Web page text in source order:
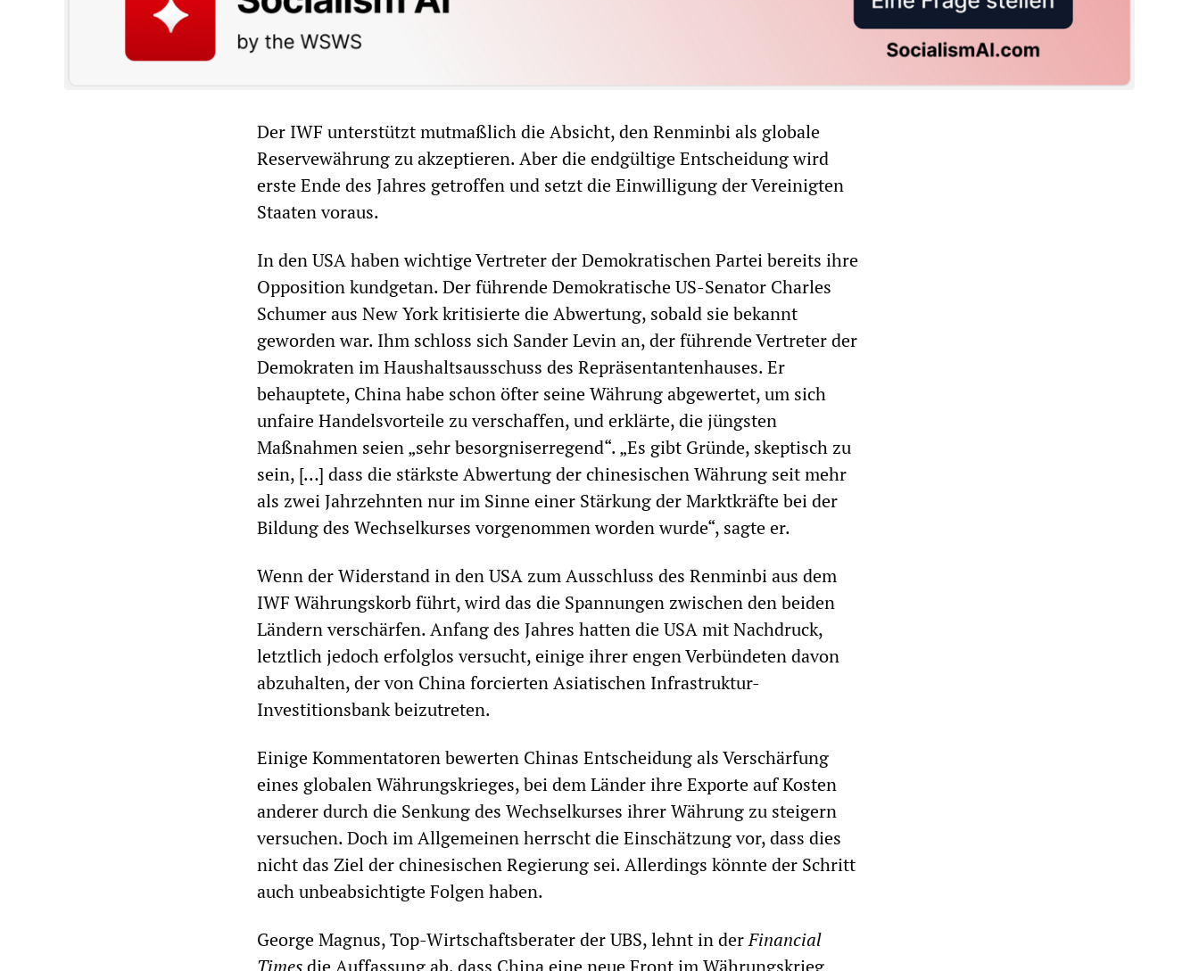
Der IWF unterstützt mutmaßlich die Absicht, den Renminbi als globale
Reservewährung zu akzeptieren. Aber die endgültige Entscheidung wird
erste Ende des Jahres getroffen und setzt die Einwilligung der Vereinigten
Staaten voraus.
In den USA haben wichtige Vertreter der Demokratischen Partei bereits ihre
Opposition kundgetan. Der führende Demokratische US-Senator Charles
Schumer aus New York kritisierte die Abwertung, sobald sie bekannt
geworden war. Ihm schloss sich Sander Levin an, der führende Vertreter der
Demokraten im Haushaltsausschuss des Repräsentantenhauses. Er
behauptete, China habe schon öfter seine Währung abgewertet, um sich
unfaire Handelsvorteile zu verschaffen, und erklärte, die jüngsten
Maßnahmen seien „sehr besorgniserregend“. „Es gibt Gründe, skeptisch zu
sein, […] dass die stärkste Abwertung der chinesischen Währung seit mehr
als zwei Jahrzehnten nur im Sinne einer Stärkung der Marktkräfte bei der
Bildung des Wechselkurses vorgenommen worden wurde“, sagte er.
Wenn der Widerstand in den USA zum Ausschluss des Renminbi aus dem
IWF Währungskorb führt, wird das die Spannungen zwischen den beiden
Ländern verschärfen. Anfang des Jahres hatten die USA mit Nachdruck,
letztlich jedoch erfolglos versucht, einige ihrer engen Verbündeten davon
abzuhalten, der von China forcierten Asiatischen Infrastruktur-
Investitionsbank beizutreten.
Einige Kommentatoren bewerten Chinas Entscheidung als Verschärfung
eines globalen Währungskrieges, bei dem Länder ihre Exporte auf Kosten
anderer durch die Senkung des Wechselkurses ihrer Währung zu steigern
versuchen. Doch im Allgemeinen herrscht die Einschätzung vor, dass dies
nicht das Ziel der chinesischen Regierung sei. Allerdings könnte der Schritt
auch unbeabsichtigte Folgen haben.
George Magnus, Top-Wirtschaftsberater der UBS, lehnt in derFinancial
Timesdie Auffassung ab, dass China eine neue Front im Währungskrieg